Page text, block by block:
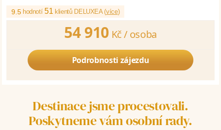
9.5 hodnotí51klientů DELUXEA (více)
54 910 Kč / osoba
Podrobnosti zájezdu
Destinace jsme procestovali.
Poskytneme vám osobní rady.